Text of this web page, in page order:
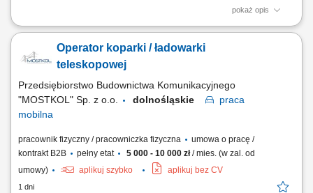
pokaż opis
Obsługa koparek, ładowarek oraz wozideł na terenie budowy. Dbanie o
pomocniczych na budowie.
Operator koparki / ładowarki
teleskopowej
Przedsiębiorstwo Budownictwa Komunikacyjnego
"MOSTKOL" Sp. z o.o.
dolnośląskie
praca
mobilna
pracownik fizyczny / pracowniczka fizyczna
umowa o pracę /
kontrakt B2B
pełny etat 5 000 - 10 000 zł/ mies. (w zal. od
umowy)
aplikuj szybko aplikuj bez CV
1 dni